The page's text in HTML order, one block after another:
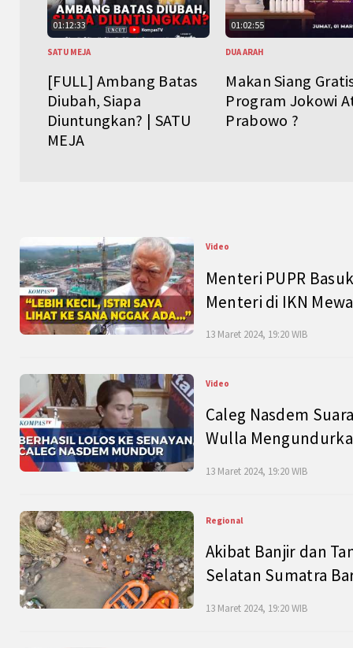
01:12:33
SATU MEJA
[FULL] Ambang Batas
Diubah, Siapa
Diuntungkan? | SATU
MEJA
01:02:55
DUA ARAH
Makan Siang
Program Jokowi
Prabowo ?
Video
Menteri PUPR
Menteri di IKN
13 Maret 2024, 19:20 WIB
Video
Caleg Nasdem
Wulla
13 Maret 2024, 19:20 WIB
Regional
Akibat Banjir dan
Selatan Sumatra
13 Maret 2024, 19:20 WIB